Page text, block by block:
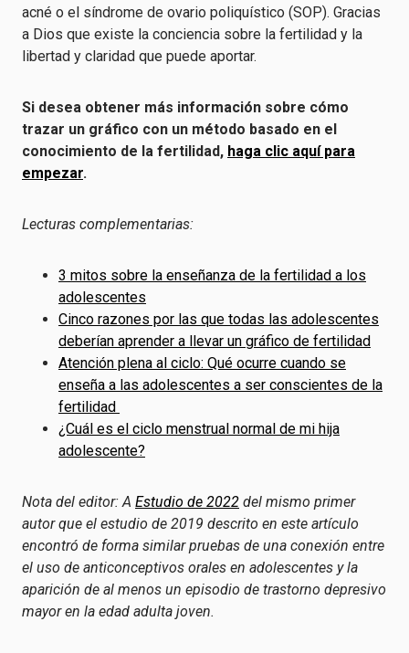
acné o el síndrome de ovario poliquístico (SOP). Gracias
a Dios que existe la conciencia sobre la fertilidad y la
libertad y claridad que puede aportar.
Si desea obtener más información sobre cómo
trazar un gráfico con un método basado en el
conocimiento de la fertilidad, haga clic aquí para
empezar.
Lecturas complementarias:
3 mitos sobre la enseñanza de la fertilidad a los
adolescentes
Cinco razones por las que todas las adolescentes
deberían aprender a llevar un gráfico de fertilidad
Atención plena al ciclo: Qué ocurre cuando se
enseña a las adolescentes a ser conscientes de la
fertilidad
¿Cuál es el ciclo menstrual normal de mi hija
adolescente?
Nota del editor: A Estudio de 2022 del mismo primer
autor que el estudio de 2019 descrito en este artículo
encontró de forma similar pruebas de una conexión entre
el uso de anticonceptivos orales en adolescentes y la
aparición de al menos un episodio de trastorno depresivo
mayor en la edad adulta joven.